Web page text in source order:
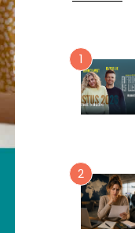
t
n
u
u
s
b
e
f
v
o
r
m
i
e
v
u
1
2